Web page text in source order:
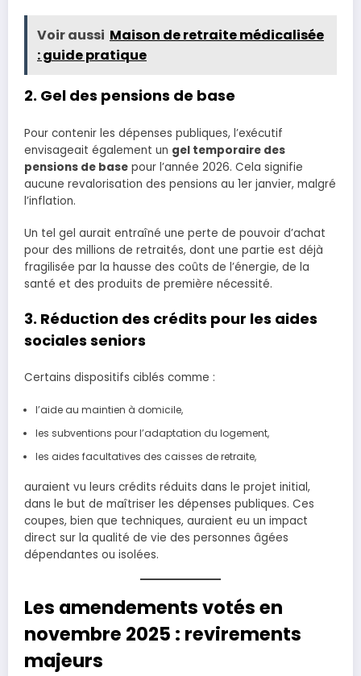
Voir aussi Maison de retraite médicalisée
: guide pratique
2. Gel des pensions de base
Pour contenir les dépenses publiques, l’exécutif
envisageait également un gel temporaire des
pensions de base pour l’année 2026. Cela signifie
aucune revalorisation des pensions au 1er janvier, malgré
l’inflation.
Un tel gel aurait entraîné une perte de pouvoir d’achat
pour des millions de retraités, dont une partie est déjà
fragilisée par la hausse des coûts de l’énergie, de la
santé et des produits de première nécessité.
3. Réduction des crédits pour les aides
sociales seniors
Certains dispositifs ciblés comme :
l’aide au maintien à domicile,
les subventions pour l’adaptation du logement,
les aides facultatives des caisses de retraite,
auraient vu leurs crédits réduits dans le projet initial,
dans le but de maîtriser les dépenses publiques. Ces
coupes, bien que techniques, auraient eu un impact
direct sur la qualité de vie des personnes âgées
dépendantes ou isolées.
Les amendements votés en
novembre 2025 : revirements
majeurs